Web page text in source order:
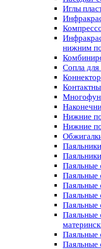
Иглы
нижним
Сопла для
Нижние
Нижние
Паяльные
Паяльные
Паяльные
Паяльные
Паяльные
Паяльные
Паяльные
Паяльные